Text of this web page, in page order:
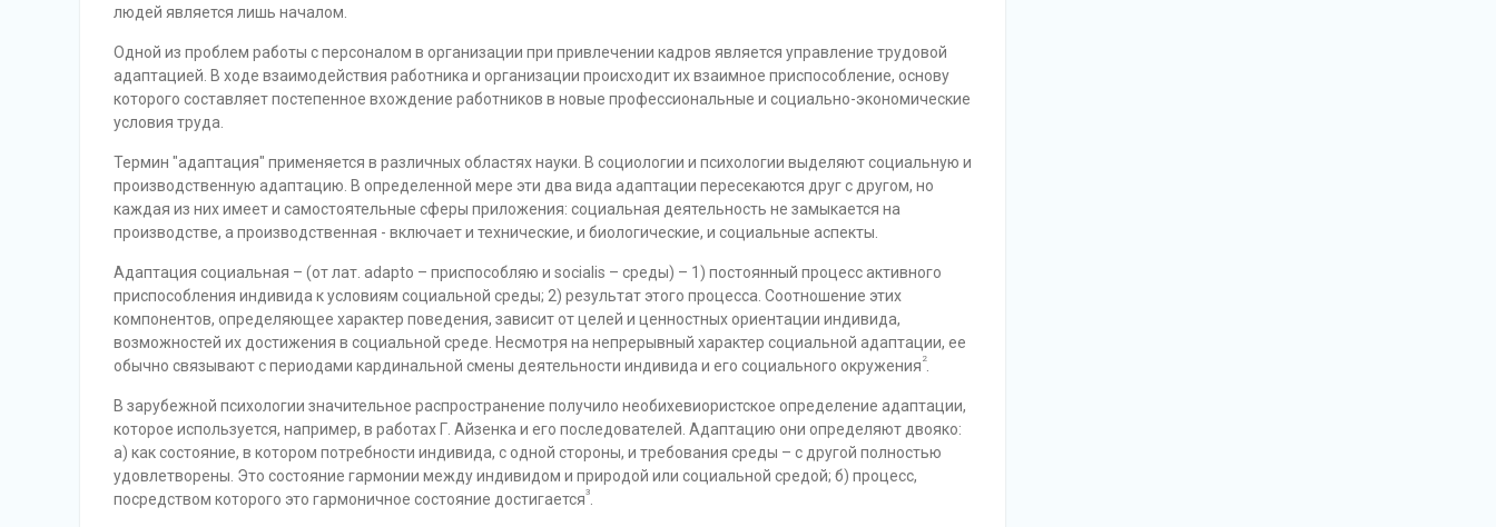
людей является лишь началом.
Одной из проблем работы с персоналом в организации при привлечении кадров является управление трудовой
адаптацией. В ходе взаимодействия работника и организации происходит их взаимное приспособление, основу
которого составляет постепенное вхождение работников в новые профессиональные и социально-экономические
условия труда.
Термин "адаптация" применяется в различных областях науки. В социологии и психологии выделяют социальную и
производственную адаптацию. В определенной мере эти два вида адаптации пересекаются друг с другом, но
каждая из них имеет и самостоятельные сферы приложения: социальная деятельность не замыкается на
производстве, а производственная - включает и технические, и биологические, и социальные аспекты.
Адаптация социальная – (от лат. adapto – приспособляю и socialis – среды) – 1) постоянный процесс активного
приспособления индивида к условиям социальной среды; 2) результат этого процесса. Соотношение этих
компонентов, определяющее характер поведения, зависит от целей и ценностных ориентации индивида,
возможностей их достижения в социальной среде. Несмотря на непрерывный характер социальной адаптации, ее
обычно связывают с периодами кардинальной смены деятельности индивида и его социального окружения 2.
В зарубежной психологии значительное распространение получило необихевиористское определение адаптации,
которое используется, например, в работах Г. Айзенка и его последователей. Адаптацию они определяют двояко:
а) как состояние, в котором потребности индивида, с одной стороны, и требования среды – с другой полностью
удовлетворены. Это состояние гармонии между индивидом и природой или социальной средой; б) процесс,
посредством которого это гармоничное состояние достигается3